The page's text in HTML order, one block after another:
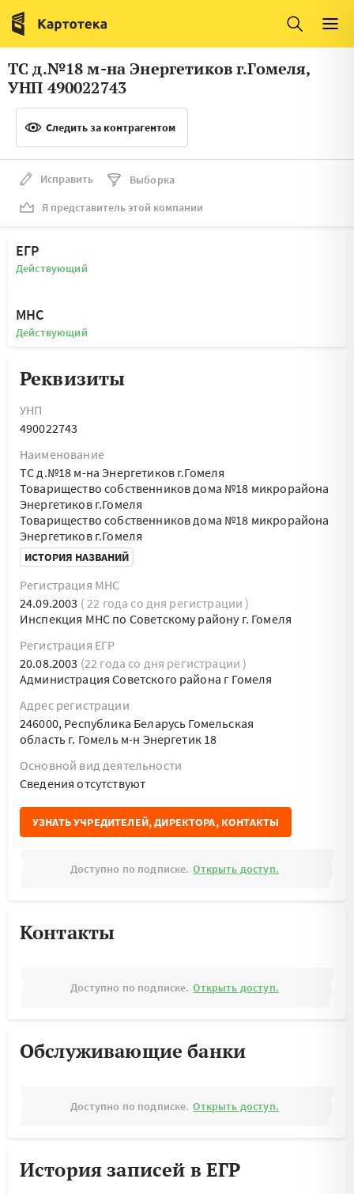
Италия
Люксембург
Литва
Латвия
Словения
Франция
Швеция
Мальта
ТС д.№18 м-на Энергетиков г.Гомеля,
УНП 490022743
Следить за контрагентом
Исправить
Выборка
Я представитель этой компании
ЕГР
Действующий
МНС
Действующий
Реквизиты
УНП
490022743
Наименование
ТС д.№18 м-на Энергетиков г.Гомеля
Товарищество собственников дома №18 микрорайона
Энергетиков г.Гомеля
Товарищество собственников дома №18 микрорайона
Энергетиков г.Гомеля
ИСТОРИЯ НАЗВАНИЙ
Регистрация МНС
24.09.2003 ( 22 года со дня регистрации )
Инспекция МНС по Советскому району г. Гомеля
Регистрация ЕГР
20.08.2003 (22 года со дня регистрации )
Администрация Советского района г Гомеля
Адрес регистрации
246000, Республика Беларусь Гомельская
область г. Гомель м-н Энергетик 18
Основной вид деятельности
Cведения отсутствуют
УЗНАТЬ УЧРЕДИТЕЛЕЙ, ДИРЕКТОРА, КОНТАКТЫ
Доступно по подписке. Открыть доступ.
Контакты
Доступно по подписке. Открыть доступ.
Обслуживающие банки
Доступно по подписке. Открыть доступ.
История записей в ЕГР